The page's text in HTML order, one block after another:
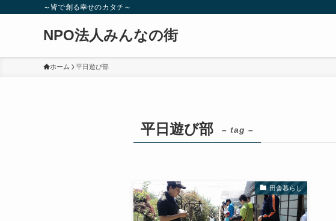
～皆で創る幸せのカタチ～
NPO法人みんなの街
ホーム 平日遊び部
平日遊び部 – tag –
田舎暮らし